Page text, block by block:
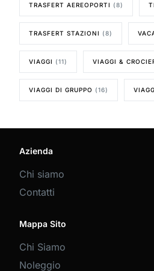
TRASFERT AEREOPORTI (8)
TRASFERT STAZIONI (8)
VIAGGI (11) VIAGGI &
VIAGGI DI GRUPPO (16)
Azienda
Chi siamo
Contatti
Mappa Sito
Chi Siamo
Noleggio